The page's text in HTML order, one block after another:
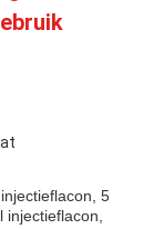
5
injectieflacon,